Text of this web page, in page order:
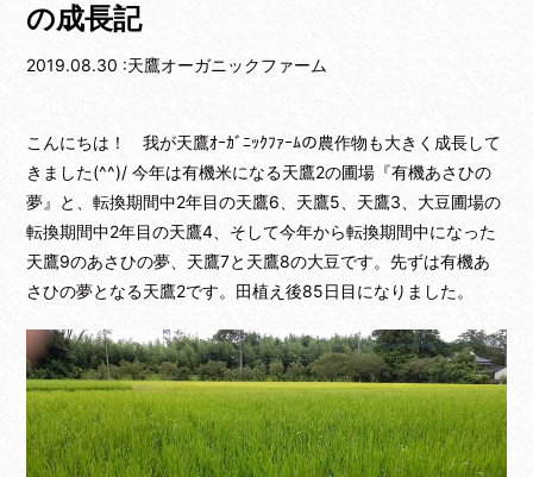
の成長記
2019.08.30 :天鷹オーガニックファーム
こんにちは！ 我が天鷹ｵｰｶﾞﾆｯｸﾌｧｰﾑの農作物も大きく成長して
きました(^^)/ 今年は有機米になる天鷹2の圃場『有機あさひの
夢』と、転換期間中2年目の天鷹6、天鷹5、天鷹3、大豆圃場の
転換期間中2年目の天鷹4、そして今年から転換期間中になった
天鷹9のあさひの夢、天鷹7と天鷹8の大豆です。先ずは有機あ
さひの夢となる天鷹2です。田植え後85日目になりました。